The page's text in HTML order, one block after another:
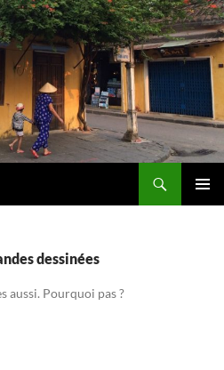
dessinées
aussi. Pourquoi pas ?